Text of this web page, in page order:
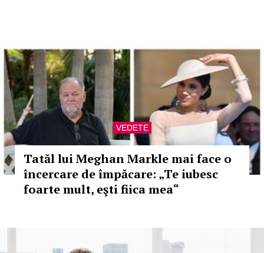
VEDETE
Tatăl lui Meghan Markle mai face o
încercare de împăcare: „Te iubesc
foarte mult, eşti fiica mea“